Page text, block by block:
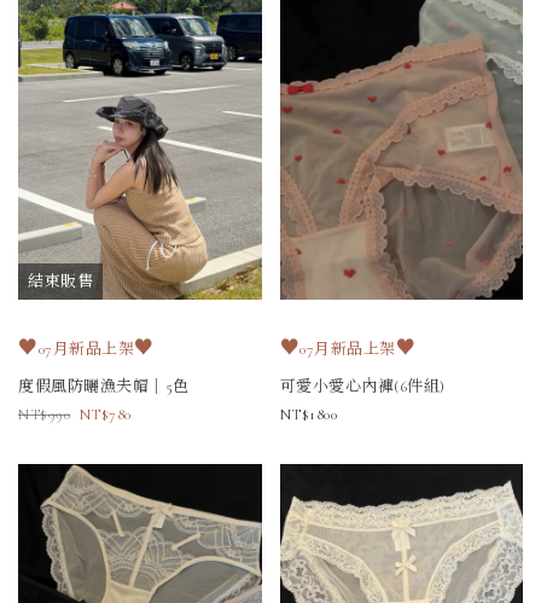
結束販售
♥07月新品上架♥
度假風防曬漁夫帽｜5色
990
780
♥07月新品上架♥
可愛小愛心內褲(6件組)
1800